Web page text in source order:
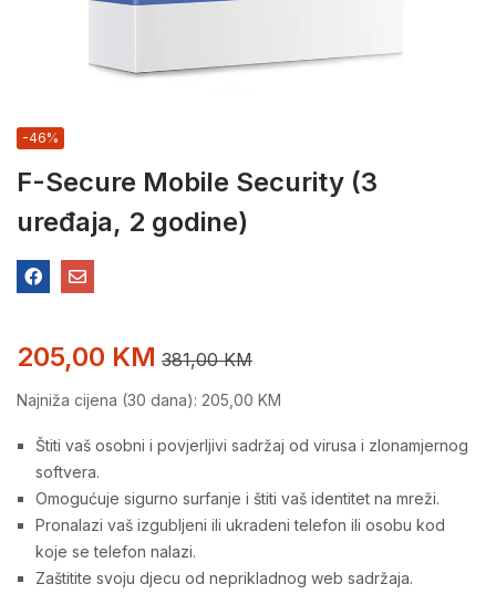
F-Secure Mobile Security (3
uređaja, 2 godine)
-46%
205,00 KM 381,00KM
Najniža cijena (30 dana): 205,00 KM
Štiti vaš osobni i povjerljivi sadržaj od virusa i zlonamjernog
softvera.
Omogućuje sigurno surfanje i štiti vaš identitet na mreži.
Pronalazi vaš izgubljeni ili ukradeni telefon ili osobu kod
koje se telefon nalazi.
Zaštitite svoju djecu od neprikladnog web sadržaja.